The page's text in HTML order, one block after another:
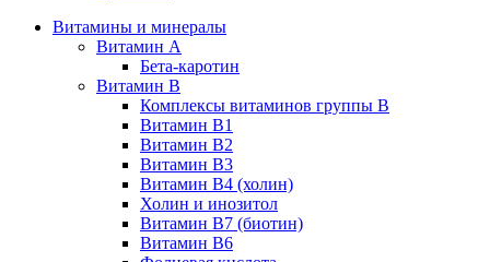
Витамины и минералы
Витамин A
Бета-каротин
Витамин B
Комплексы витаминов группы B
Витамин B1
Витамин B2
Витамин B3
Витамин B4 (холин)
Холин и инозитол
Витамин B7 (биотин)
Витамин B6